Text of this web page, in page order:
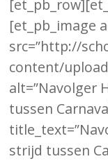
[et_pb_image
src=”http://
content/
alt=”Navolger
tussen
strijd tussen